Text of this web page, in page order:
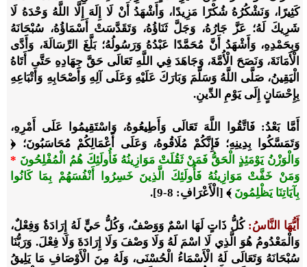
كَثِيرًا، وَنَشْكُرُهُ شُكْرًا مَزِيدًا، وَأَشْهَدُ أَنْ لَا إِلَهَ إِلَّا اللَّهُ وَحْدَهُ لَا
شَرِيكَ لَهُ؛ عَزَّ جَارُهُ، وَجَلَّ ثَنَاؤُهُ، وَتَقَدَّسَتْ أَسْمَاؤُهُ، سُبْحَانَهُ
وَبِحَمْدِهِ، وَأَشْهَدُ أَنَّ مُحَمَّدًا عَبْدُهُ وَرَسُولُهُ؛ بَلَّغَ الرِّسَالَةَ، وَأَدَّى
الْأَمَانَةَ، وَنَصَحَ الْأُمَّةَ، وَجَاهَدَ فِي اللَّهِ تَعَالَى حَقَّ جِهَادِهِ حَتَّى أَتَاهُ
الْيَقِينُ، صَلَّى اللَّهُ وَسَلَّمَ وَبَارَكَ عَلَيْهِ وَعَلَى آلِهِ وَأَصْحَابِهِ وَأَتْبَاعِهِ
بِإِحْسَانٍ إِلَى يَوْمِ الدِّينِ.
أَمَّا بَعْدُ: فَاتَّقُوا اللَّهَ تَعَالَى وَأَطِيعُوهُ، وَاسْتَقِيمُوا عَلَى أَمْرِهِ،
وَتَمَسَّكُوا بِدِينِهِ؛ فَإِنَّكُمْ مُلَاقُوهُ، وَعَلَى أَعْمَالِكُمْ مُحَاسَبُونَ؛ ﴿
وَالْوَزْنُ يَوْمَئِذٍ الْحَقُّ فَمَنْ ثَقُلَتْ مَوَازِينُهُ فَأُولَئِكَ هُمُ الْمُفْلِحُونَ *
وَمَنْ خَفَّتْ مَوَازِينُهُ فَأُولَئِكَ الَّذِينَ خَسِرُوا أَنْفُسَهُمْ بِمَا كَانُوا
بِآيَاتِنَا يَظْلِمُونَ ﴾ [الْأَعْرَافِ: 8-9].
أَيُّهَا النَّاسُ:كُلُّ ذَاتٍ لَهَا اسْمٌ وَوَصْفٌ، وَكُلُّ حَيٍّ لَهُ إِرَادَةٌ وَفِعْلٌ،
وَالْمَعْدُومُ هُوَ الَّذِي لَا اسْمَ لَهُ وَلَا وَصْفَ وَلَا إِرَادَةَ وَلَا فِعْلَ. وَرَبُّنَا
سُبْحَانَهُ وَتَعَالَى لَهُ الْأَسْمَاءُ الْحُسْنَى، وَلَهُ مِنَ الْأَوْصَافِ مَا يَلِيقُ